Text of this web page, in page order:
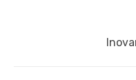
Next